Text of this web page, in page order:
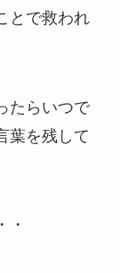
とで救われ
たらいつで
葉を残して
・